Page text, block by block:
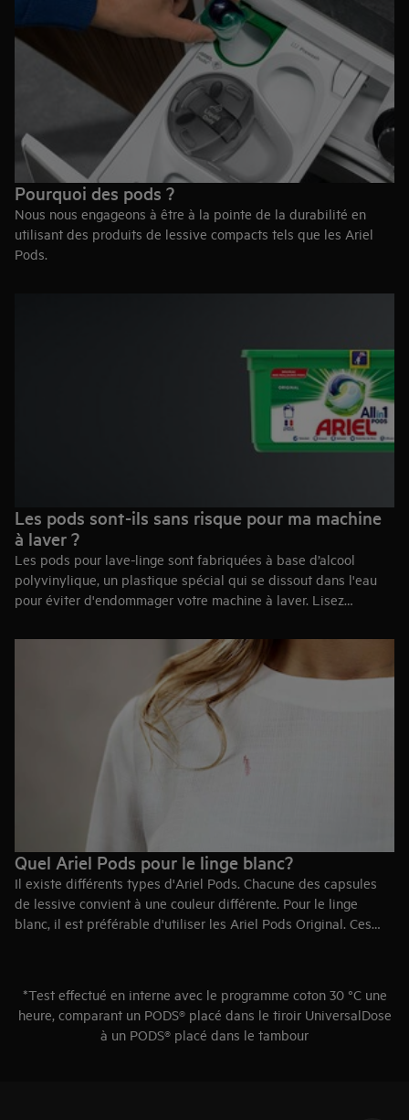
Pourquoi des pods ?
Nous nous engageons à être à la pointe de la durabilité en
utilisant des produits de lessive compacts tels que les Ariel
Pods.
que le détergent liquide et trois fois plus que la poudre. Ces
de production ne sont donc mis en décharge. En outre, les
pods d’Ariel utilisent moins d'emballages, 20 % de moins par
rapport à un détergent liquide et 50 % de moins par rapport à
une poudre. Il contient également jusqu'à 80% d'eau en moins
dans sa formule par rapport à un détergent liquide. Les Ariel
pods ont un rendement excellent, même à basse température.
Les pods sont-ils sans risque pour ma machine
à laver ?
Les pods pour lave-linge sont fabriquées à base d’alcool
polyvinylique, un plastique spécial qui se dissout dans l'eau
pour éviter d'endommager votre machine à laver. Lisez
d'une utilisation correcte.
Quel Ariel Pods pour le linge blanc?
Il existe différents types d'Ariel Pods. Chacune des capsules
de lessive convient à une couleur différente. Pour le linge
blanc, il est préférable d'utiliser les Ariel Pods Original. Ces
d'agent de blanchiment, ce qui les rend parfaits pour vos
vêtements de couleur. Les capsules de lessive Ariel Pods
conviennent donc aussi bien au linge blanc qu'au linge de
*Test effectué en interne avec le programme coton 30 °C une
heure, comparant un PODS® placé dans le tiroir UniversalDose
à un PODS® placé dans le tambour